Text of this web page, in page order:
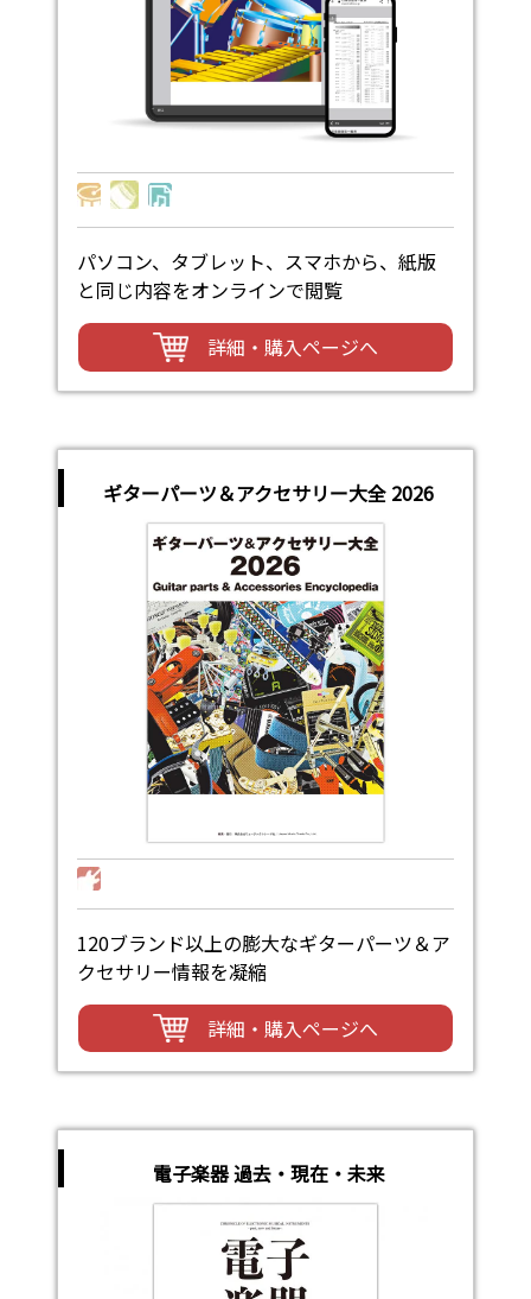
パソコン、タブレット、スマホから、紙版
と同じ内容をオンラインで閲覧
詳細・購入ページへ
ギターパーツ＆アクセサリー大全 2026
120ブランド以上の膨大なギターパーツ＆ア
クセサリー情報を凝縮
詳細・購入ページへ
電子楽器 過去・現在・未来